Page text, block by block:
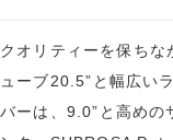
クオリティーを保ち
ューブ20.5”と幅広い
バーは、9.0”と高めの